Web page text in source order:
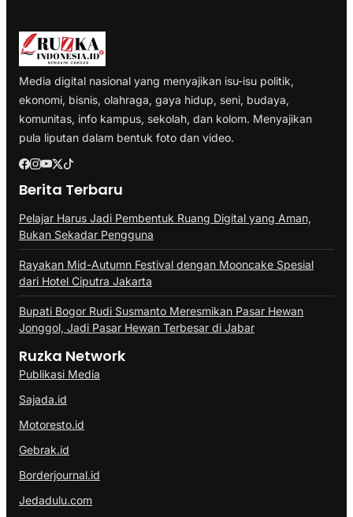
Media digital nasional yang menyajikan isu-isu politik,
ekonomi, bisnis, olahraga, gaya hidup, seni, budaya,
komunitas, info kampus, sekolah, dan kolom. Menyajikan
pula liputan dalam bentuk foto dan video.
Berita Terbaru
Pelajar Harus Jadi Pembentuk Ruang Digital yang Aman,
Bukan Sekadar Pengguna
Rayakan Mid-Autumn Festival dengan Mooncake Spesial
dari Hotel Ciputra Jakarta
Bupati Bogor Rudi Susmanto Meresmikan Pasar Hewan
Jonggol, Jadi Pasar Hewan Terbesar di Jabar
Ruzka Network
Publikasi Media
Sajada.id
Motoresto.id
Gebrak.id
Borderjournal.id
Jedadulu.com